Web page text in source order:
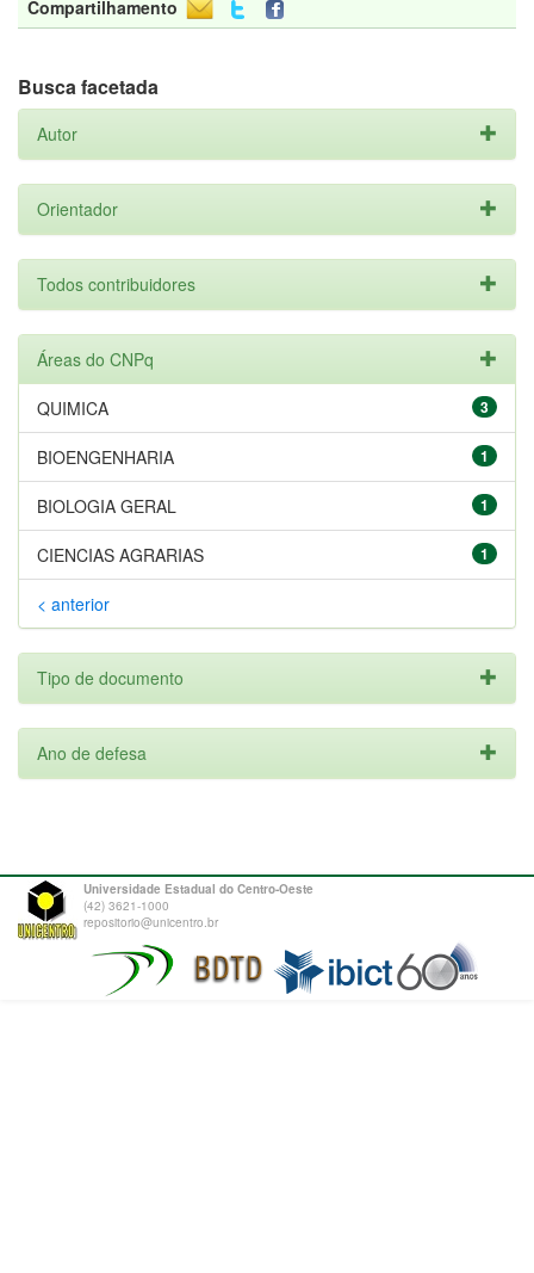
Compartilhamento
Busca facetada
Autor
Orientador
Todos contribuidores
Áreas do CNPq
3
QUIMICA
1
BIOENGENHARIA
1
BIOLOGIA GERAL
1
CIENCIAS AGRARIAS
< anterior
Tipo de documento
Ano de defesa
Universidade Estadual do Centro-Oeste
(42) 3621-1000
repositorio@unicentro.br